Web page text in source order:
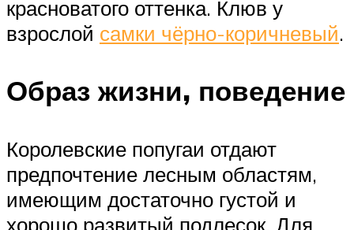
красноватого оттенка. Клюв у
взрослой самки чёрно-коричневый.
Образ жизни, поведение
Королевские попугаи отдают
предпочтение лесным областям,
имеющим достаточно густой и
хорошо развитый подлесок. Для